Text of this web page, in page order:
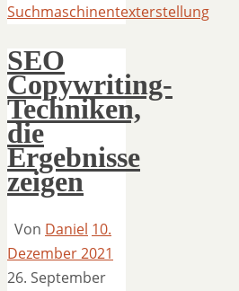
Suchmaschinentexterstellung
SEO
Copywriting-
Techniken,
die
Ergebnisse
zeigen
Von Daniel 10.
Dezember 2021
26. September